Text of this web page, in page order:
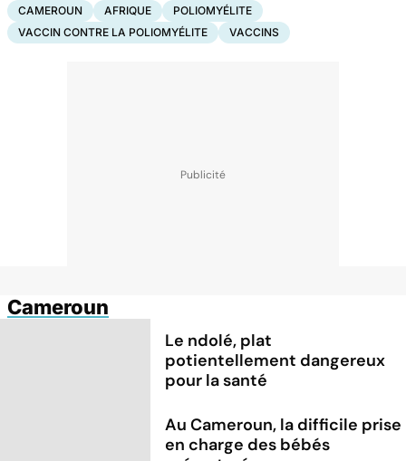
CAMEROUN AFRIQUE
POLIOMYÉLITE
VACCIN CONTRE LA POLIOMYÉLITE
VACCINS
Cameroun
Le ndolé, plat
potientellement dangereux
pour la santé
Au Cameroun, la difficile prise
en charge des bébés